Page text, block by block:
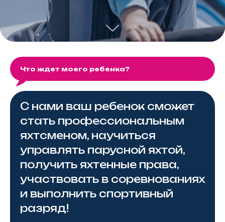
Что ждет моего ребенка?
С нами ваш ребенок сможет
стать профессиональным
яхтсменом, научиться
управлять парусной яхтой,
получить яхтенные права,
участвовать в соревнованиях
и выполнить спортивный
разряд!